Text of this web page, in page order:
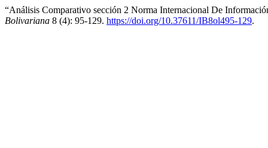
“Análisis Comparativo sección 2 Norma Internacional De
Bolivariana 8 (4): 95-129. https://doi.org/10.37611/IB8ol495-129.